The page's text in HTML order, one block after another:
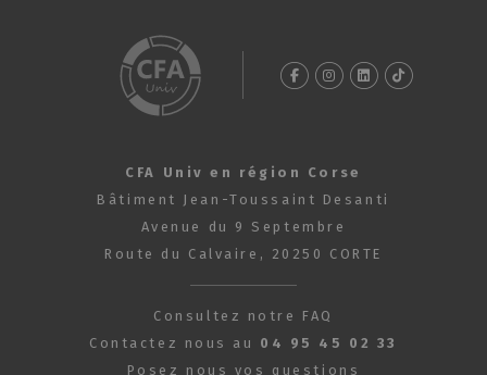
CFA Univ en région Corse
Bâtiment Jean-Toussaint Desanti
Avenue du 9 Septembre
Route du Calvaire, 20250 CORTE
Consultez notre FAQ
Contactez nous au 04 95 45 02 33
Posez nous vos questions